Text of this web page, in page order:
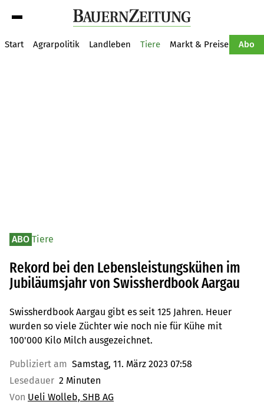
Start Agrarpolitik Landleben Tiere Markt & Preise Abo
ABO Tiere
Rekord bei den Lebensleistungskühen im
Jubiläumsjahr von Swissherdbook Aargau
Swissherdbook Aargau gibt es seit 125 Jahren. Heuer
wurden so viele Züchter wie noch nie für Kühe mit
100'000 Kilo Milch ausgezeichnet.
Publiziert am Samstag, 11. März 2023 07:58
Lesedauer 2 Minuten
Von Ueli Wolleb, SHB AG